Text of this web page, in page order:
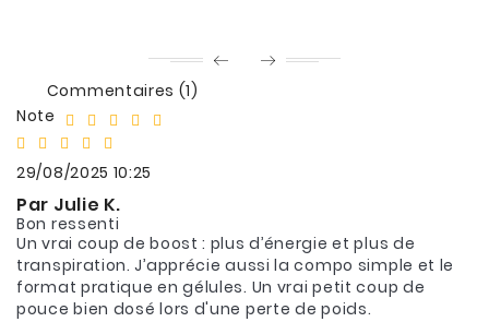
Commentaires (1)
Note
29/08/2025 10:25
Par Julie K.
Bon ressenti
Un vrai coup de boost : plus d’énergie et plus de
transpiration. J’apprécie aussi la compo simple et le
format pratique en gélules. Un vrai petit coup de
pouce bien dosé lors d'une perte de poids.